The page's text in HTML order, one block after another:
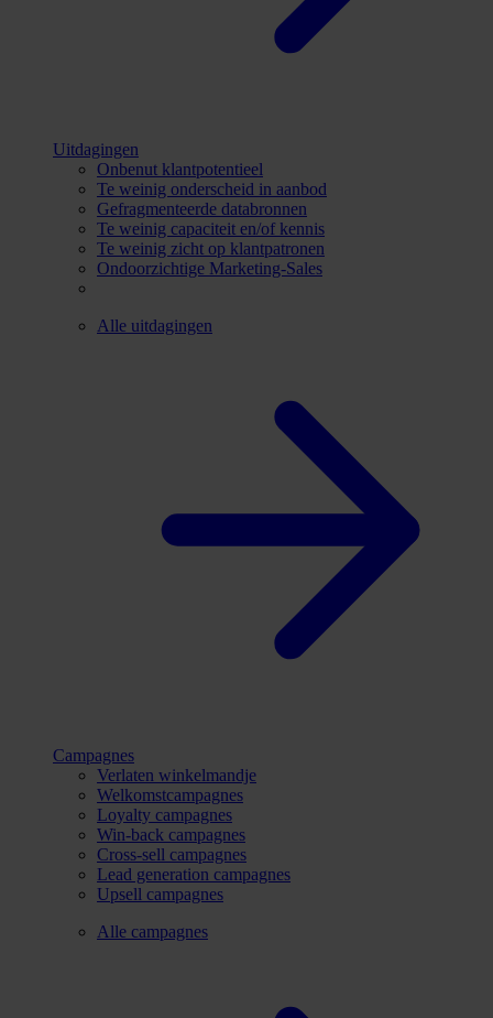
Uitdagingen
Onbenut klantpotentieel
Te weinig onderscheid in aanbod
Gefragmenteerde databronnen
Te weinig capaciteit en/of kennis
Te weinig zicht op klantpatronen
Ondoorzichtige Marketing-Sales
Alle uitdagingen
Campagnes
Verlaten winkelmandje
Welkomstcampagnes
Loyalty campagnes
Win-back campagnes
Cross-sell campagnes
Lead generation campagnes
Upsell campagnes
Alle campagnes